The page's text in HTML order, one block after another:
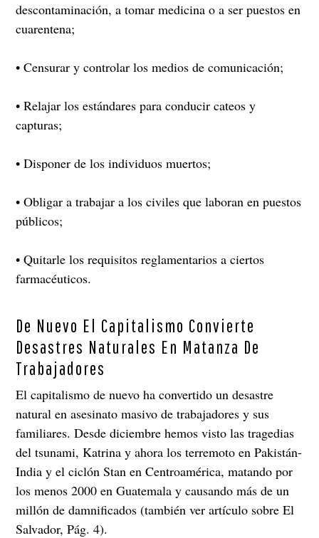
descontaminación, a tomar medicina o a ser puestos en
cuarentena;
• Censurar y controlar los medios de comunicación;
• Relajar los estándares para conducir cateos y
capturas;
• Disponer de los individuos muertos;
• Obligar a trabajar a los civiles que laboran en puestos
públicos;
• Quitarle los requisitos reglamentarios a ciertos
farmacéuticos.
De Nuevo El Capitalismo Convierte
Desastres Naturales En Matanza De
Trabajadores
El capitalismo de nuevo ha convertido un desastre
natural en asesinato masivo de trabajadores y sus
familiares. Desde diciembre hemos visto las tragedias
del tsunami, Katrina y ahora los terremoto en Pakistán-
India y el ciclón Stan en Centroamérica, matando por
los menos 2000 en Guatemala y causando más de un
millón de damnificados (también ver artículo sobre El
Salvador, Pág. 4).